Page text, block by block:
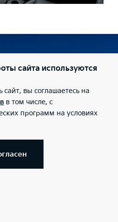
о Kia
сайта используются
вы соглашаетесь на
в том числе, с
программ на условиях